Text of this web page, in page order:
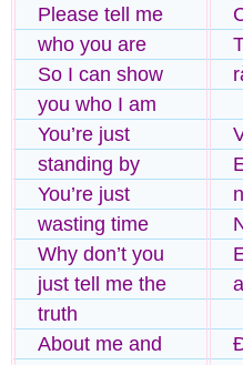
Please tell me
who you are
So I can show
you who I am
You’re just
standing by
You’re just
wasting time
Why don’t you
just tell me the
truth
About me and